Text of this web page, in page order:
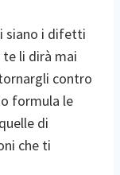
siano i difetti
li dirà mai
contro
formula le
di
che ti